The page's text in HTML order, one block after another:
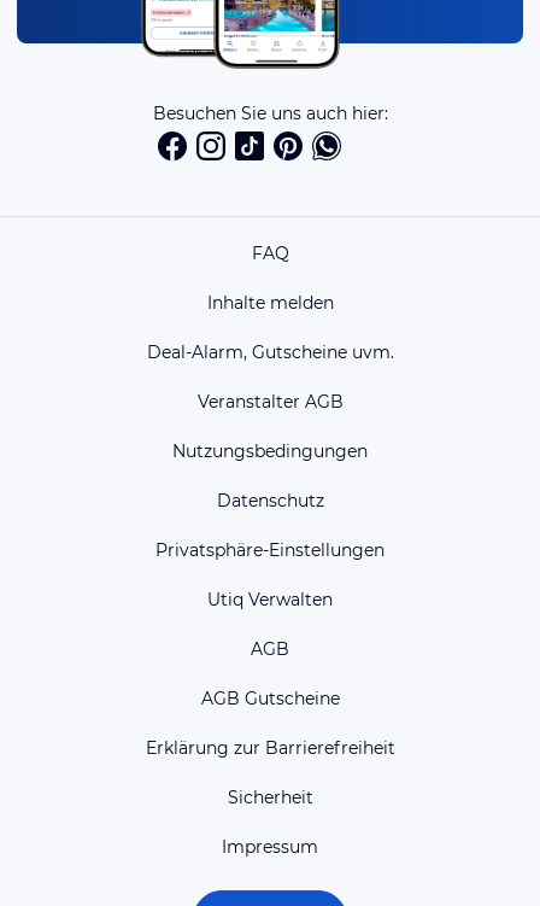
Besuchen Sie uns auch hier:
FAQ
Inhalte melden
Deal-Alarm, Gutscheine uvm.
Veranstalter AGB
Nutzungsbedingungen
Datenschutz
Privatsphäre-Einstellungen
Utiq Verwalten
AGB
AGB Gutscheine
Erklärung zur Barrierefreiheit
Sicherheit
Impressum